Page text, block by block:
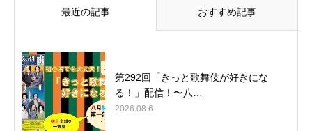
最近の記事 おすすめ記事
第292回「きっと歌舞伎が好きにな
る！」配信！〜八…
2026.08.6